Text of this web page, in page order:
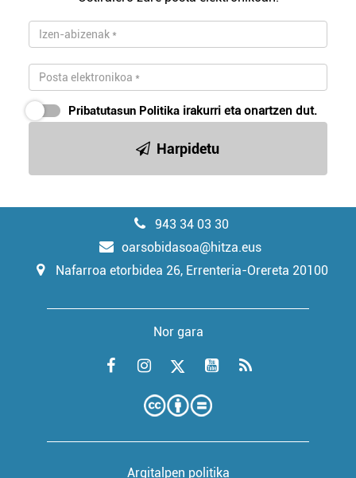
Pribatutasun Politika irakurri eta onartzen dut.
Harpidetu
943 34 03 30
oarsobidasoa@hitza.eus
Nafarroa etorbidea 26, Errenteria-Orereta 20100
Nor gara
Argitalpen politika